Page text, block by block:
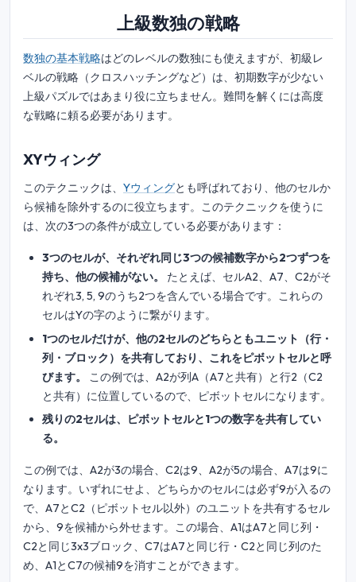
上級数独の戦略
数独の基本戦略はどのレベルの数独にも使えますが、初級レ
ベルの戦略（クロスハッチングなど）は、初期数字が少ない
上級パズルではあまり役に立ちません。難問を解くには高度
な戦略に頼る必要があります。
XYウィング
このテクニックは、 Yウィングとも呼ばれており、他のセルか
ら候補を除外するのに役立ちます。このテクニックを使うに
は、次の3つの条件が成立している必要があります：
3つのセルが、それぞれ同じ3つの候補数字から2つずつを
持ち、他の候補がない。
たとえば、セルA2、A7、C2がそ
れぞれ3, 5, 9のうち2つを含んでいる場合です。これらの
セルはYの字のように繋がります。
1つのセルだけが、他の2セルのどちらともユニット（行・
列・ブロック）を共有しており、これをピボットセルと呼
びます。
この例では、A2が列A（A7と共有）と行2（C2
と共有）に位置しているので、ピボットセルになります。
残りの2セルは、ピボットセルと1つの数字を共有してい
る。
この例では、A2が3の場合、C2は9、A2が5の場合、A7は9に
なります。いずれにせよ、どちらかのセルには必ず9が入るの
で、A7とC2（ピボットセル以外）のユニットを共有するセル
から、9を候補から外せます。この場合、A1はA7と同じ列・
C2と同じ3x3ブロック、C7はA7と同じ行・C2と同じ列のた
め、A1とC7の候補9を消すことができます。